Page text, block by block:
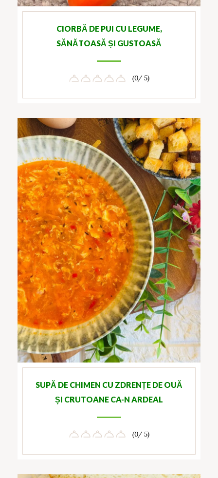
CIORBĂ DE PUI CU LEGUME,
SĂNĂTOASĂ ȘI GUSTOASĂ
(0/ 5)
SUPĂ DE CHIMEN CU ZDRENȚE DE OUĂ
ȘI CRUTOANE CA-N ARDEAL
(0/ 5)